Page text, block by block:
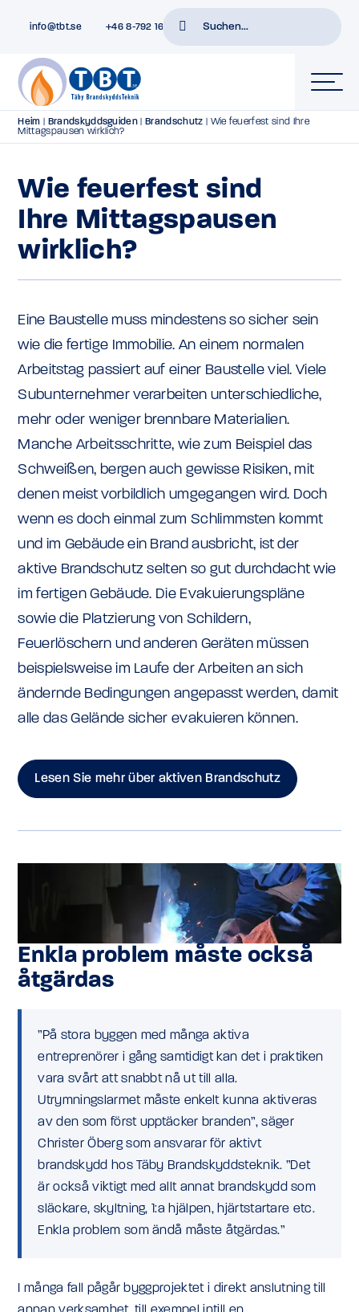
info@tbt.se +46 8-792 16 01
Heim Brandskyddsguiden Brandschutz
Wie feuerfest sind Ihre
Mittagspausen wirklich?
Wie feuerfest sind
Ihre Mittagspausen
wirklich?
Eine Baustelle muss mindestens so sicher sein
wie die fertige Immobilie. An einem normalen
Arbeitstag passiert auf einer Baustelle viel. Viele
Subunternehmer verarbeiten unterschiedliche,
mehr oder weniger brennbare Materialien.
Manche Arbeitsschritte, wie zum Beispiel das
Schweißen, bergen auch gewisse Risiken, mit
denen meist vorbildlich umgegangen wird. Doch
wenn es doch einmal zum Schlimmsten kommt
und im Gebäude ein Brand ausbricht, ist der
aktive Brandschutz selten so gut durchdacht wie
im fertigen Gebäude. Die Evakuierungspläne
sowie die Platzierung von Schildern,
Feuerlöschern und anderen Geräten müssen
beispielsweise im Laufe der Arbeiten an sich
ändernde Bedingungen angepasst werden, damit
alle das Gelände sicher evakuieren können.
Lesen Sie mehr über aktiven Brandschutz
Enkla problem måste också
åtgärdas
”På stora byggen med många aktiva
entreprenörer i gång samtidigt kan det i praktiken
vara svårt att snabbt nå ut till alla.
Utrymningslarmet måste enkelt kunna aktiveras
av den som först upptäcker branden”, säger
Christer Öberg som ansvarar för aktivt
brandskydd hos Täby Brandskyddsteknik. ”Det
är också viktigt med allt annat brandskydd som
släckare, skyltning, 1:a hjälpen, hjärtstartare etc.
Enkla problem som ändå måste åtgärdas.”
I många fall pågår byggprojektet i direkt anslutning till